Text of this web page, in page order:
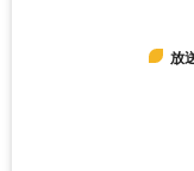
放